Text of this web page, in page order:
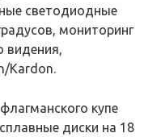
светодиодные
мониторинг
видения,
Kardon.
купе
диски на 18